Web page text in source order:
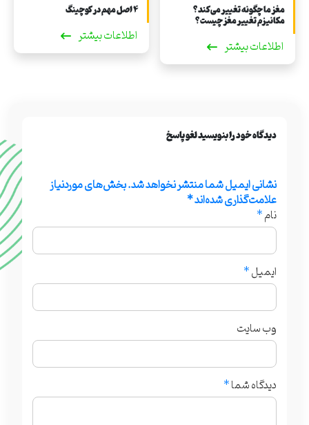
مغز ما چگونه تغییر می‌کند؟
مکانیزم تغییر مغز چیست؟
اطلاعات بیشتر
4 اصل مهم در کوچینگ
اطلاعات بیشتر
دیدگاه خود را بنویسید لغو پاسخ
نشانی ایمیل شما منتشر نخواهد شد.بخش‌های موردنیاز
علامت‌گذاری شده‌اند*
نام*
ایمیل*
وب‌ سایت
دیدگاه شما*